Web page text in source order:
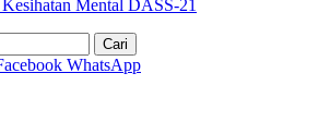
Mental DASS-21
WhatsApp